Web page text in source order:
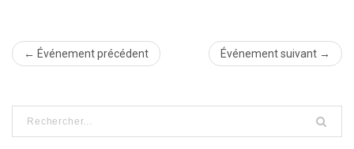
← Événement précédent Événement suivant →